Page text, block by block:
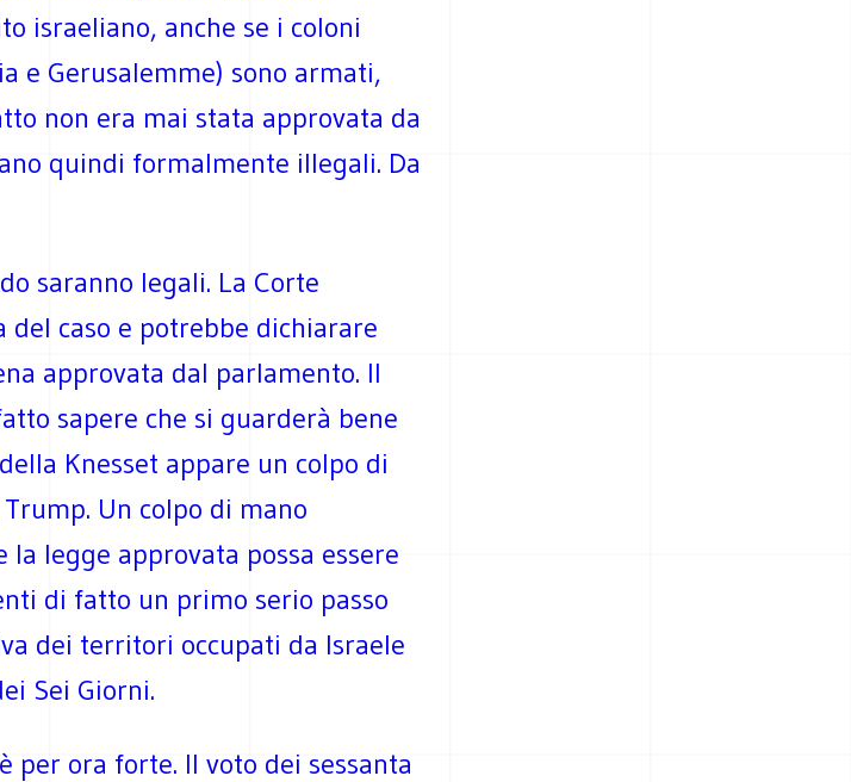
israeliano, anche se i coloni
e Gerusalemme) sono armati,
non era mai stata approvata da
quindi formalmente illegali. Da
saranno legali. La Corte
caso e potrebbe dichiarare
approvata dal parlamento. Il
sapere che si guarderà bene
Knesset appare un colpo di
Un colpo di mano
legge approvata possa essere
di fatto un primo serio passo
dei territori occupati da Israele
Sei Giorni.
per ora forte. Il voto dei sessanta